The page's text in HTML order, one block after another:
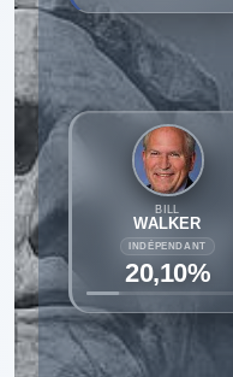
BILL
WALKER
INDÉPENDANT
20,10%